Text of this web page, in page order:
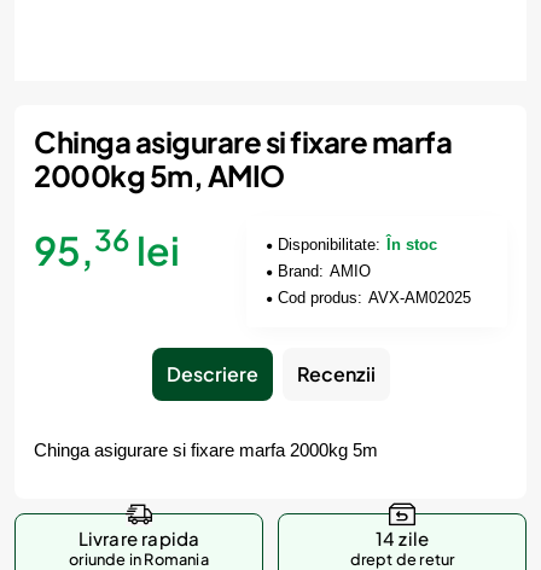
Chinga asigurare si fixare marfa
2000kg 5m, AMIO
95,36 lei Disponibilitate:
În stoc
Brand: AMIO
Cod produs: AVX-AM02025
Descriere Recenzii
Chinga asigurare si fixare marfa 2000kg 5m
Livrare rapida
oriunde in Romania
14 zile
drept de retur